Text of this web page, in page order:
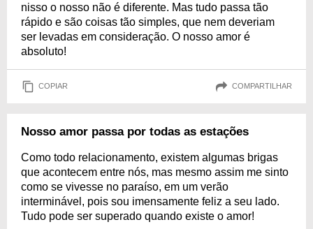
nisso o nosso não é diferente. Mas tudo passa tão
rápido e são coisas tão simples, que nem deveriam
ser levadas em consideração. O nosso amor é
absoluto!
COPIAR COMPARTILHAR
Nosso amor passa por todas as estações
Como todo relacionamento, existem algumas brigas
que acontecem entre nós, mas mesmo assim me sinto
como se vivesse no paraíso, em um verão
interminável, pois sou imensamente feliz a seu lado.
Tudo pode ser superado quando existe o amor!